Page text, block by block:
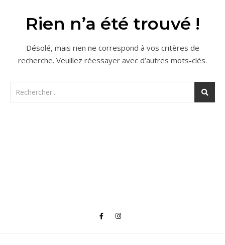
Rien n’a été trouvé !
Désolé, mais rien ne correspond à vos critères de
recherche. Veuillez réessayer avec d’autres mots-clés.